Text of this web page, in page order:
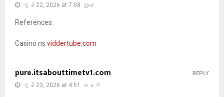
ဇွန် 22, 2026 at 7:08 ညနေ
References:
Casino ns viddertube.com
pure.itsabouttimetv1.com
ဇွန် 23, 2026 at 4:51 မနက်
REPLY